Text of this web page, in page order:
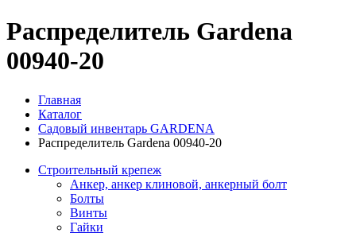
Распределитель Gardena
00940-20
Главная
Каталог
Садовый инвентарь GARDENA
Распределитель Gardena 00940-20
Строительный крепеж
Анкер, анкер клиновой, анкерный болт
Болты
Винты
Гайки